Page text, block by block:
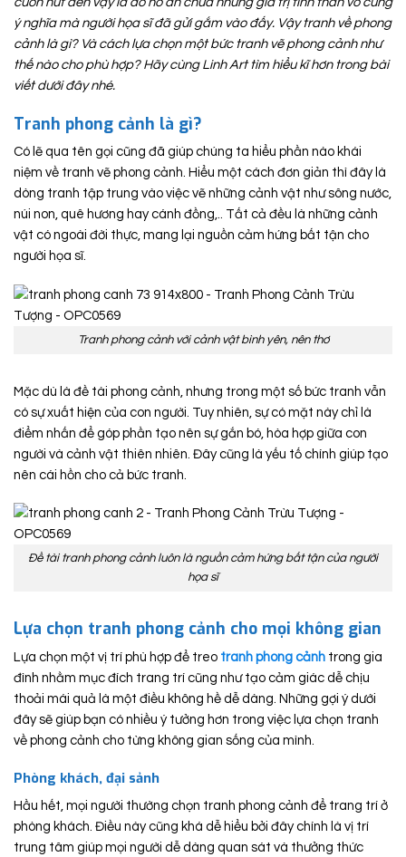
ý nghĩa mà người họa sĩ đã gửi gắm vào đấy. Vậy tranh về phong
cảnh là gì? Và cách lựa chọn một bức tranh vẽ phong cảnh như
thế nào cho phù hợp? Hãy cùng Linh Art tìm hiểu kĩ hơn trong bài
viết dưới đây nhé.
Tranh phong cảnh là gì?
Có lẽ qua tên gọi cũng đã giúp chúng ta hiểu phần nào khái
niệm về tranh vẽ phong cảnh. Hiểu một cách đơn giản thì đây là
dòng tranh tập trung vào việc vẽ những cảnh vật như sông nước,
núi non, quê hương hay cánh đồng,.. Tất cả đều là những cảnh
vật có ngoài đời thực, mang lại nguồn cảm hứng bất tận cho
người họa sĩ.
Tranh phong cảnh với cảnh vật bình yên, nên thơ
Mặc dù là đề tài phong cảnh, nhưng trong một số bức tranh vẫn
có sự xuất hiện của con người. Tuy nhiên, sự có mặt này chỉ là
điểm nhấn để góp phần tạo nên sự gắn bó, hòa hợp giữa con
người và cảnh vật thiên nhiên. Đây cũng là yếu tố chính giúp tạo
nên cái hồn cho cả bức tranh.
Đề tài tranh phong cảnh luôn là nguồn cảm hứng bất tận của người
họa sĩ
Lựa chọn tranh phong cảnh cho mọi không gian
Lựa chọn một vị trí phù hợp để treo tranh phong cảnh trong gia
đình nhằm mục đích trang trí cũng như tạo cảm giác dễ chịu
thoải mái quả là một điều không hề dễ dàng. Những gợi ý dưới
đây sẽ giúp bạn có nhiều ý tưởng hơn trong việc lựa chọn tranh
về phong cảnh cho từng không gian sống của mình.
Phòng khách, đại sảnh
Hầu hết, mọi người thường chọn tranh phong cảnh để trang trí ở
phòng khách. Điều này cũng khá dễ hiểu bởi đây chính là vị trí
trung tâm giúp mọi người dễ dàng quan sát và thưởng thức